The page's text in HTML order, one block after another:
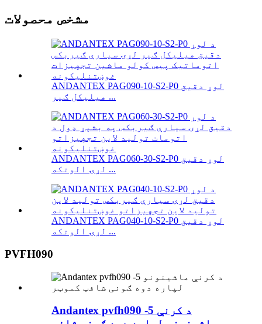
مشخص محصولات
ANDANTEX PAG090-10-S2-P0 لوړ دقیق
هیلیکل ګیر ...
ANDANTEX PAG060-30-S2-P0 لوړ دقیق
لړۍ الوتکه ...
ANDANTEX PAG040-10-S2-P0 لوړ دقیق
لړۍ الوتکه ...
PVFH090
Andantex pvfh090 -5 د کرنې